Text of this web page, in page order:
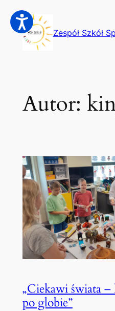
Przejdź
do
treści
Zespół Szkół
Autor:
„Ciekawi świata
po globie”